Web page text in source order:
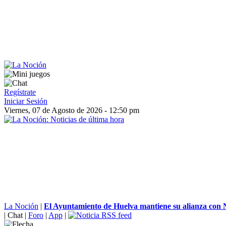
Regístrate
Iniciar Sesión
Viernes, 07 de Agosto de 2026 - 12:50 pm
La Noción | El Ayuntamiento de Huelva mantiene su alianza con
| Chat | Foro | App |